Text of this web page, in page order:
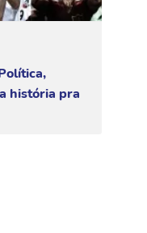
história pra